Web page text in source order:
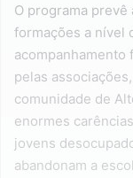
O programa prevê
formações a nível
acompanhamento
pelas
comunidade de
enormes
jovens
abandonam a